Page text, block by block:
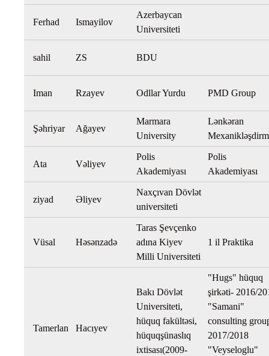
Ferhad Ismayilov
Azerbaycan
Universiteti
sahil ZS BDU
Iman Rzayev Odllar Yurdu PMD Group
Şəhriyar Ağayev
Marmara
University
Lənkəran
Ata Vəliyev
Polis
Akademiyası
Polis
Akademiyası
ziyad Əliyev
Naxçıvan Dövlət
universiteti
Vüsal Həsənzadə
Taras Şevçenko
adına Kiyev
Milli Universiteti
1 il Praktika
Tamerlan Hacıyev
Bakı Dövlət
Universiteti,
hüquq fakültəsi,
hüquqşünaslıq
ixtisası(2009-
"Hugs" hüquq
şirkəti- 2016/
"Samani"
consulting
2017/2018
"Veyseloglu"